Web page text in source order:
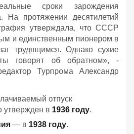
сроки зарождения
На протяжении десятилетий
утверждала, что СССР
и единственным пионером в
трудящимся. Однако сухие
говорят об обратном», -
Турпрома Александр
отпуск
утвержден в 1936 году.
— в 1938 году.